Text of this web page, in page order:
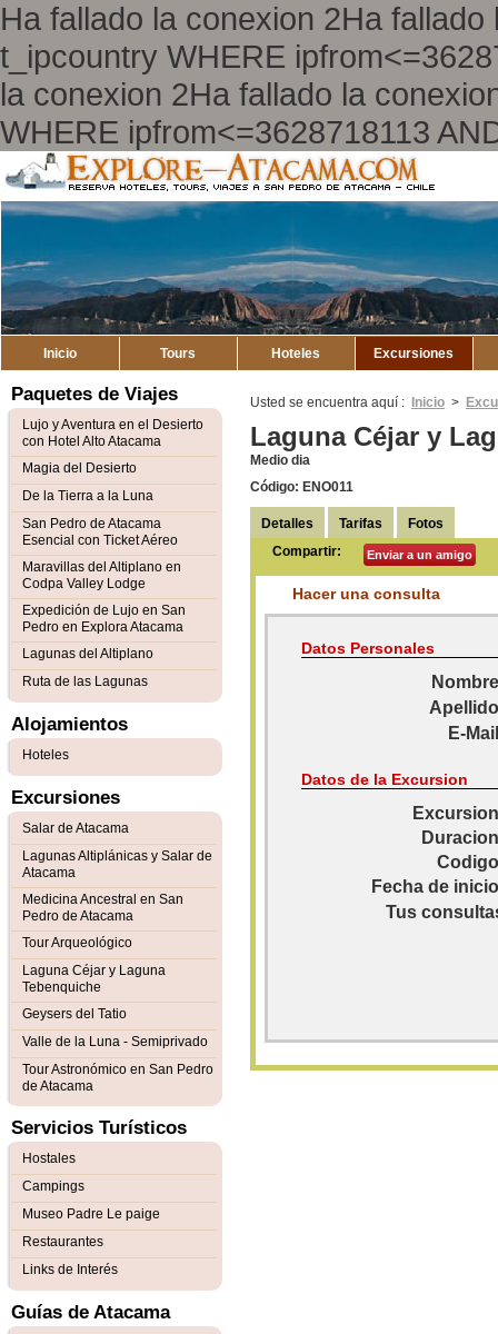
Ha fallado la conexion 2Ha
t_ipcountry WHERE
la conexion 2Ha fallado la
WHERE ipfrom<=3628718113
Inicio Tours Hoteles Excursiones
Usted se encuentra aquí : Inicio >
Laguna Céjar y
Medio dia
Código: ENO011
Detalles Tarifas
Fotos
Compartir:
Enviar a un amigo
Hacer una consulta
Datos Personales
E-
Datos de la Excursion
Fecha de
Tus
Paquetes de Viajes
Lujo y Aventura en el Desierto
con Hotel Alto Atacama
Magia del Desierto
De la Tierra a la Luna
San Pedro de Atacama
Esencial con Ticket Aéreo
Maravillas del Altiplano en
Codpa Valley Lodge
Expedición de Lujo en San
Pedro en Explora Atacama
Lagunas del Altiplano
Ruta de las Lagunas
Alojamientos
Hoteles
Excursiones
Salar de Atacama
Lagunas Altiplánicas y Salar de
Atacama
Medicina Ancestral en San
Pedro de Atacama
Tour Arqueológico
Laguna Céjar y Laguna
Tebenquiche
Geysers del Tatio
Valle de la Luna - Semiprivado
Tour Astronómico en San Pedro
de Atacama
Servicios Turísticos
Hostales
Campings
Museo Padre Le paige
Restaurantes
Links de Interés
Guías de Atacama